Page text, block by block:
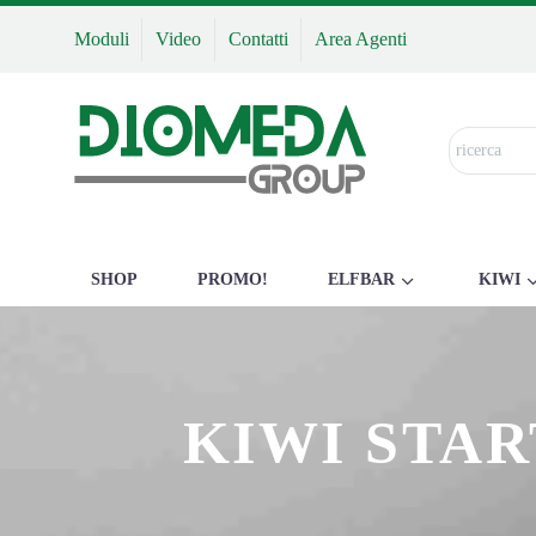
Moduli Video Contatti Area Agenti
SHOP PROMO! ELFBAR KIWI
KIWI